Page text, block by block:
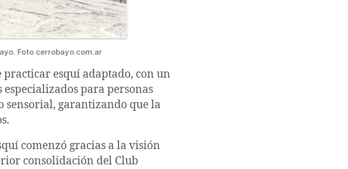
Foto cerrobayo.com.ar
esquí adaptado, con un
para personas
sensorial, garantizando que la
comenzó gracias a la visión
consolidación del Club